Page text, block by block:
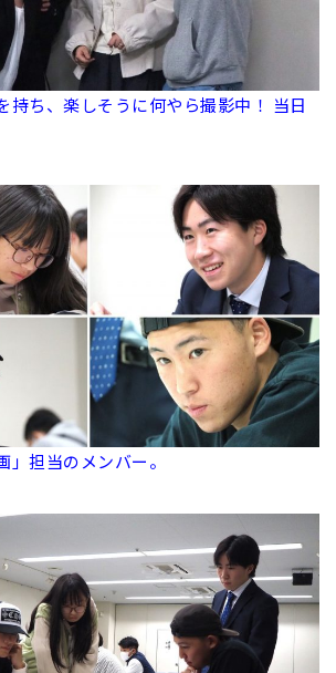
ち、楽しそうに何やら撮影中！ 当日
担当のメンバー。